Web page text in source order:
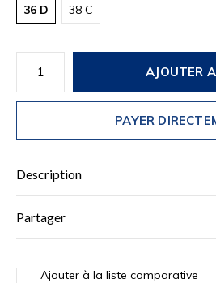
36 D 38 C
AJOUTER
PAYER
Description
Partager
Ajouter à la liste comparative